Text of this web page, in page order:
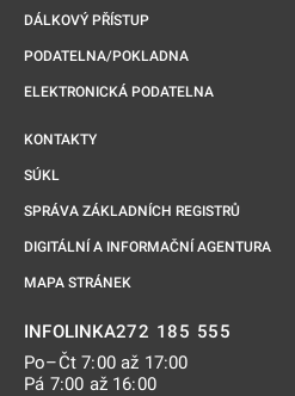
DÁLKOVÝ PŘÍSTUP
PODATELNA/POKLADNA
ELEKTRONICKÁ PODATELNA
KONTAKTY
SÚKL
SPRÁVA ZÁKLADNÍCH REGISTRŮ
DIGITÁLNÍ A INFORMAČNÍ AGENTURA
MAPA STRÁNEK
INFOLINKA272 185 555
Po–Čt 7:00 až 17:00
Pá 7:00 až 16:00